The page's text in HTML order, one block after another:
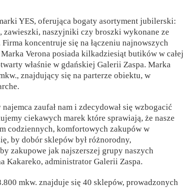
YES, oferująca bogaty asortyment jubilerski:
naszyjniki czy broszki wykonane ze
koncentruje się na łączeniu najnowszych
Verona posiada kilkadziesiąt butików w całej
właśnie w gdańskiej Galerii Zaspa. Marka
znajdujący się na parterze obiektu, w
zaufał nam i zdecydował się wzbogacić
ciekawych marek które sprawiają, że nasze
codziennych, komfortowych zakupów w
by dobór sklepów był różnorodny,
zakupowe jak najszerszej grupy naszych
Kakareko, administrator Galerii Zaspa.
mkw. znajduje się 40 sklepów, prowadzonych